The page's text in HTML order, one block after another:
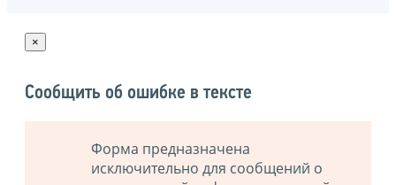
×
Сообщить об ошибке в тексте
Форма предназначена
исключительно для сообщений о